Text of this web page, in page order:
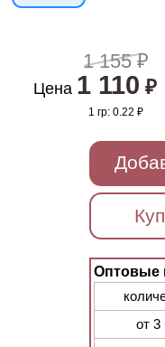
1 155 ₽
Цена 1 110 ₽
1 гр:0.22 ₽
Оптовые
от